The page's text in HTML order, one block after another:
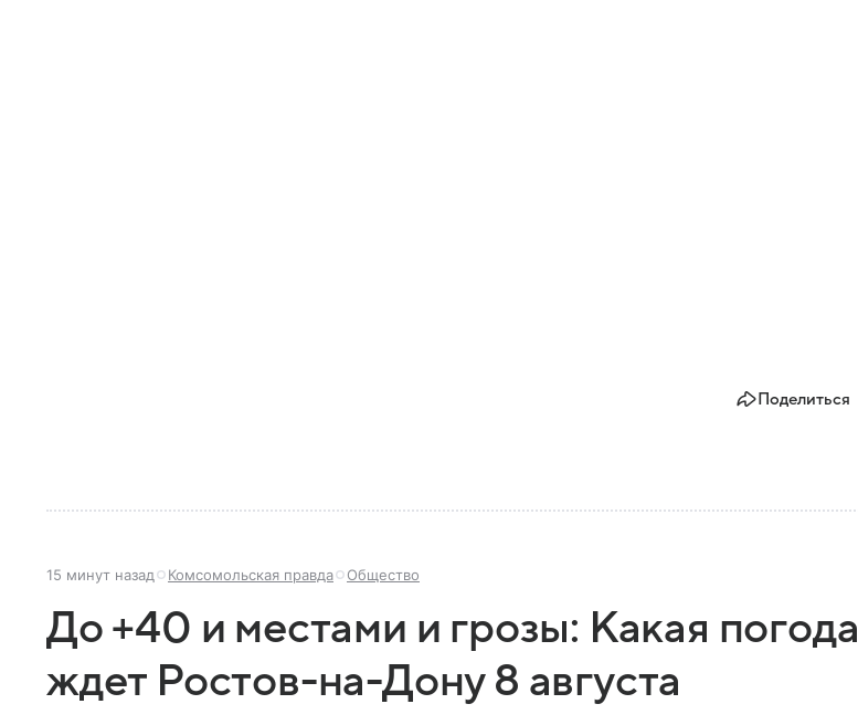
Поделиться
15 минут назад Комсомольская правда Общество
До +40 и местами и грозы: Какая погода
ждет Ростов-на-Дону 8 августа